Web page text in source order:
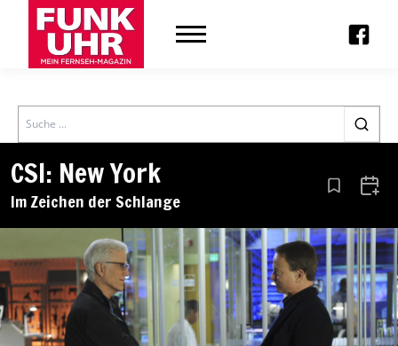
Search
CSI: New York
Im Zeichen der Schlange Aus den